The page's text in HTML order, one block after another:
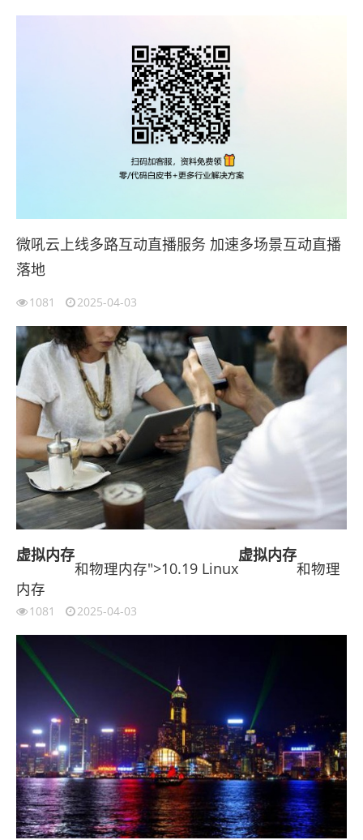
微吼云上线多路互动直播服务 加速多场景互动直播
落地
1081 2025-04-03
虚拟内存
和物理内存">10.19 Linux
虚拟内存
和物理
内存
1081 2025-04-03